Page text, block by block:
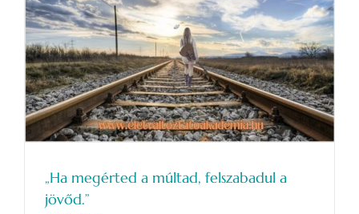
„Ha megérted a múltad, felszabadul a
jövőd.”